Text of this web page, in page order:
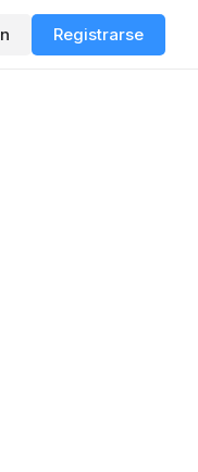
Registrarse